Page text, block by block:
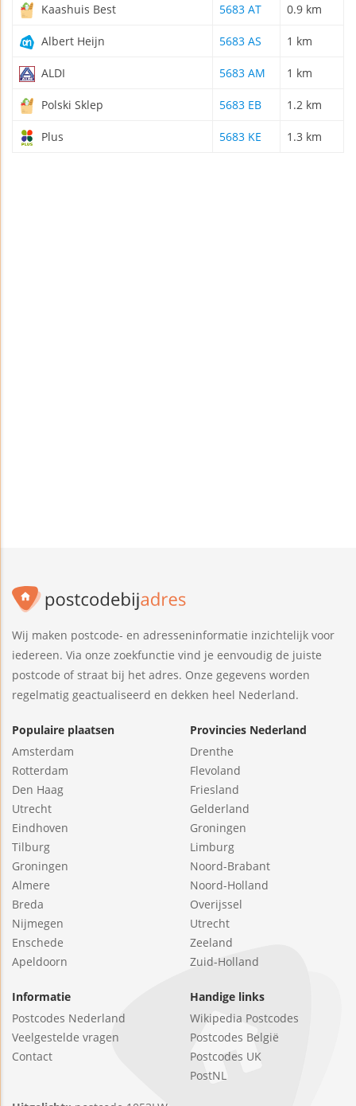
Kaashuis Best 5683 AT 0.9 km
Albert Heijn 5683 AS 1 km
ALDI 5683 AM 1 km
Polski Sklep 5683 EB 1.2 km
Plus 5683 KE 1.3 km
Wij maken postcode- en adresseninformatie inzichtelijk voor
iedereen. Via onze zoekfunctie vind je eenvoudig de juiste
postcode of straat bij het adres. Onze gegevens worden
regelmatig geactualiseerd en dekken heel Nederland.
Populaire plaatsen
Amsterdam
Rotterdam
Den Haag
Utrecht
Eindhoven
Tilburg
Groningen
Almere
Breda
Nijmegen
Enschede
Apeldoorn
Provincies Nederland
Drenthe
Flevoland
Friesland
Gelderland
Groningen
Limburg
Noord-Brabant
Noord-Holland
Overijssel
Utrecht
Zeeland
Zuid-Holland
Informatie
Postcodes Nederland
Veelgestelde vragen
Contact
Handige links
Wikipedia Postcodes
Postcodes België
Postcodes UK
PostNL